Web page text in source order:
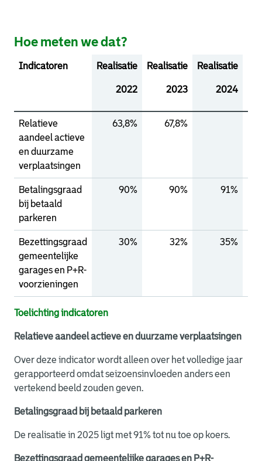
Hoe meten we dat?
Indicatoren Realisatie
2022
Realisatie
2023
Realisatie
2024
Relatieve
aandeel actieve
en duurzame
verplaatsingen
63,8% 67,8%
Betalingsgraad
bij betaald
parkeren
90% 90% 91%
Bezettingsgraad
gemeentelijke
garages en P+R-
voorzieningen
30% 32% 35%
Toelichting indicatoren
Relatieve aandeel actieve en duurzame verplaatsingen
Over deze indicator wordt alleen over het volledige jaar
gerapporteerd omdat seizoensinvloeden anders een
vertekend beeld zouden geven.
Betalingsgraad bij betaald parkeren
De realisatie in 2025 ligt met 91% tot nu toe op koers.
Bezettingsgraad gemeentelijke garages en P+R-